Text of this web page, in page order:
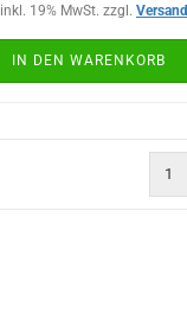
inkl. 19% MwSt. zzgl. Versand
IN DEN WARENKORB
1